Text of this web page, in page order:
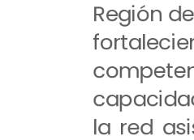
Región
la red